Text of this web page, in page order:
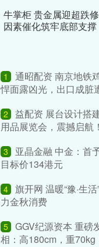
牛掌柜 贵金属迎超跌
因素催化筑牢底部支撑
1
通昭配资 南京地铁
悍面露凶光，出口成脏
2
益配资 展台设计搭
用品展览会，震撼启航
3
亚晶金融 中金：首
目标价134港元
4 旗开网 温暖“豫·生
力金秋消费
5 GGV纪源资本 重磅
相：高180cm，重70kg